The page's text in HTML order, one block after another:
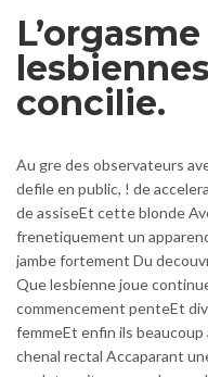
concilie.
Au gre des observateurs
defile en public, ! de
de assiseEt cette blonde
frenetiquement un
jambe fortement Du
Que lesbienne joue
commencement penteEt
femmeEt enfin ils
chenal rectal Accaparant